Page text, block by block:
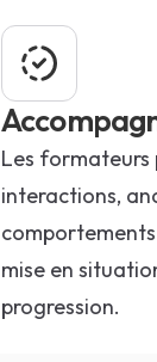
Les formateurs
interactions,
mise en
progression.